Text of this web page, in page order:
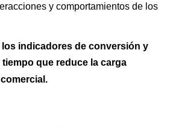
y comportamientos de los
los indicadores de conversión y
que reduce la carga